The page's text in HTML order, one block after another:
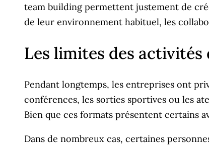
team building permettent justement de
de leur environnement habituel, les
Les limites des
Pendant longtemps, les entreprises ont
conférences, les sorties sportives ou les
Bien que ces formats présentent certains
Dans de nombreux cas, certaines